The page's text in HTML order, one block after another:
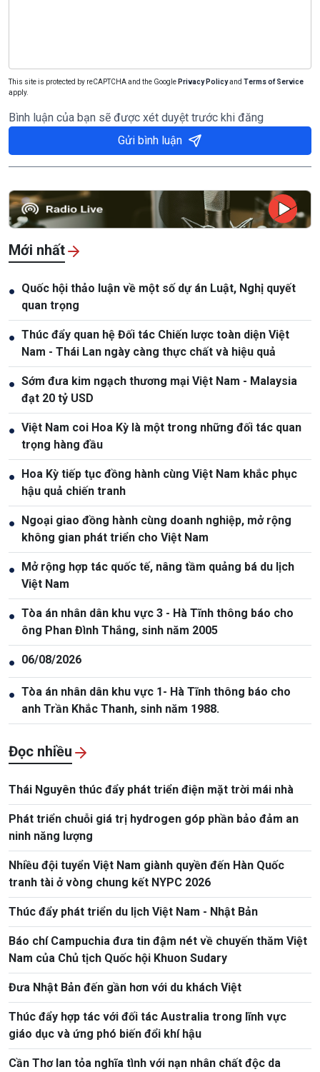
This site is protected by reCAPTCHA and the Google Privacy Policyand Terms of Service
apply.
Bình luận của bạn sẽ được xét duyệt trước khi đăng
Gửi bình luận
Mới nhất
● Quốc hội thảo luận về một số dự án Luật, Nghị quyết
quan trọng
● Thúc đẩy quan hệ Đối tác Chiến lược toàn diện Việt
Nam - Thái Lan ngày càng thực chất và hiệu quả
● Sớm đưa kim ngạch thương mại Việt Nam - Malaysia
đạt 20 tỷ USD
● Việt Nam coi Hoa Kỳ là một trong những đối tác quan
trọng hàng đầu
● Hoa Kỳ tiếp tục đồng hành cùng Việt Nam khắc phục
hậu quả chiến tranh
● Ngoại giao đồng hành cùng doanh nghiệp, mở rộng
không gian phát triển cho Việt Nam
● Mở rộng hợp tác quốc tế, nâng tầm quảng bá du lịch
Việt Nam
● Tòa án nhân dân khu vực 3 - Hà Tĩnh thông báo cho
ông Phan Đình Thắng, sinh năm 2005
● 06/08/2026
● Tòa án nhân dân khu vực 1- Hà Tĩnh thông báo cho
anh Trần Khắc Thanh, sinh năm 1988.
Đọc nhiều
Thái Nguyên thúc đẩy phát triển điện mặt trời mái nhà
Phát triển chuỗi giá trị hydrogen góp phần bảo đảm an
ninh năng lượng
Nhiều đội tuyển Việt Nam giành quyền đến Hàn Quốc
tranh tài ở vòng chung kết NYPC 2026
Thúc đẩy phát triển du lịch Việt Nam - Nhật Bản
Báo chí Campuchia đưa tin đậm nét về chuyến thăm Việt
Nam của Chủ tịch Quốc hội Khuon Sudary
Đưa Nhật Bản đến gần hơn với du khách Việt
Thúc đẩy hợp tác với đối tác Australia trong lĩnh vực
giáo dục và ứng phó biến đổi khí hậu
Cần Thơ lan tỏa nghĩa tình với nạn nhân chất độc da